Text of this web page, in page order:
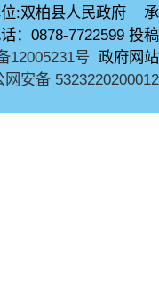
:双柏县人民政府
：0878-7722599 投
12005231号 政府网
网安备